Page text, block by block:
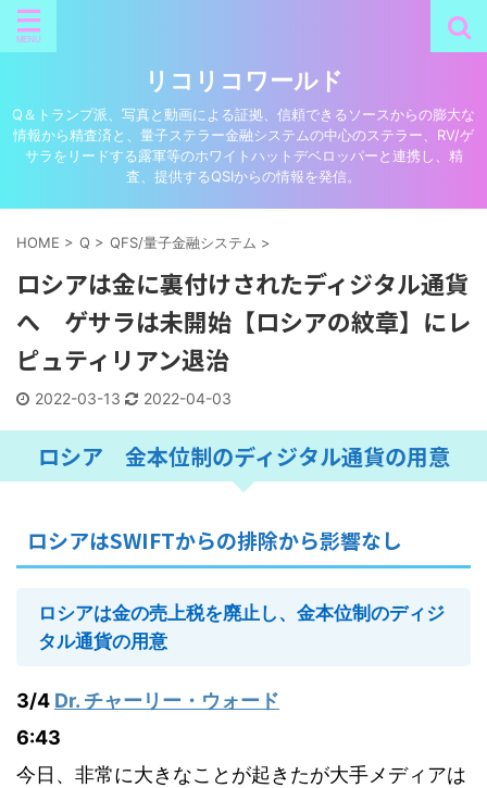
リコリコワールド
Q＆トランプ派、写真と動画による証拠、信頼できるソースからの膨大な
情報から精査済と、量子ステラー金融システムの中心のステラー、RV/ゲ
サラをリードする露軍等のホワイトハットデベロッパーと連携し、精
査、提供するQSIからの情報を発信。
HOME > Q > QFS/量子金融システム >
ロシアは金に裏付けされたディジタル通貨
へ ゲサラは未開始【ロシアの紋章】にレ
ピュティリアン退治
2022-03-13 2022-04-03
ロシア 金本位制のディジタル通貨の用意
ロシアはSWIFTからの排除から影響なし
ロシアは金の売上税を廃止し、金本位制のディジ
タル通貨の用意
3/4 Dr. チャーリー・ウォード
6:43
今日、非常に大きなことが起きたが大手メディアは